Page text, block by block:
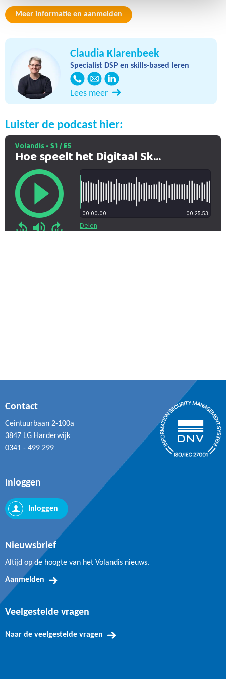
Meer informatie en aanmelden
Claudia Klarenbeek
Specialist DSP en skills-based leren
Lees meer
Luister de podcast hier:
Contact
Ceintuurbaan 2-100a
3847 LG Harderwijk
0341 - 499 299
Nieuwsbrief
Altijd op de hoogte van het Volandis nieuws.
Aanmelden
Veelgestelde vragen
Naar de veelgestelde vragen
Inloggen
Inloggen